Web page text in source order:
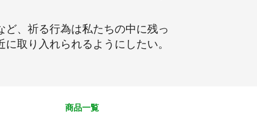
、祈る行為は私たちの中に残っ
取り入れられるようにしたい。
商品一覧